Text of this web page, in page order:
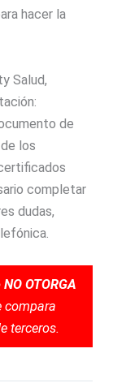
hacer la
Salud,
de
los
completar
dudas,
NO OTORGA
compara
terceros.